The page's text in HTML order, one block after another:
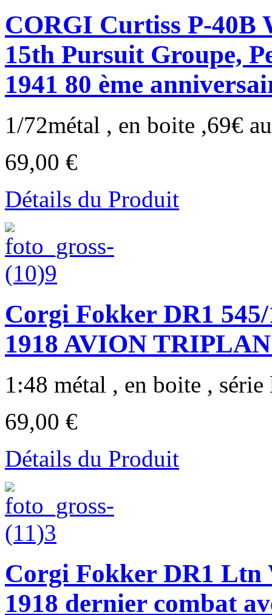
CORGI Curtiss P-40B
15th Pursuit Groupe,
1941 80 ème
1/72métal , en boite ,69€
69,00 €
Détails du Produit
Corgi Fokker DR1
1918 AVION
1:48 métal , en boite ,
69,00 €
Détails du Produit
Corgi Fokker DR1 Ltn
1918 dernier combat